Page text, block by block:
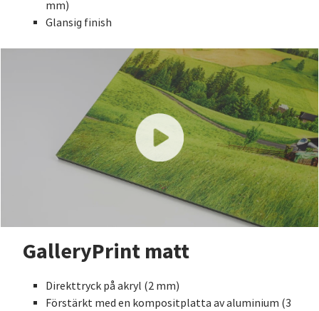
mm)
Glansig finish
GalleryPrint matt
Direkttryck på akryl (2 mm)
Förstärkt med en kompositplatta av aluminium (3